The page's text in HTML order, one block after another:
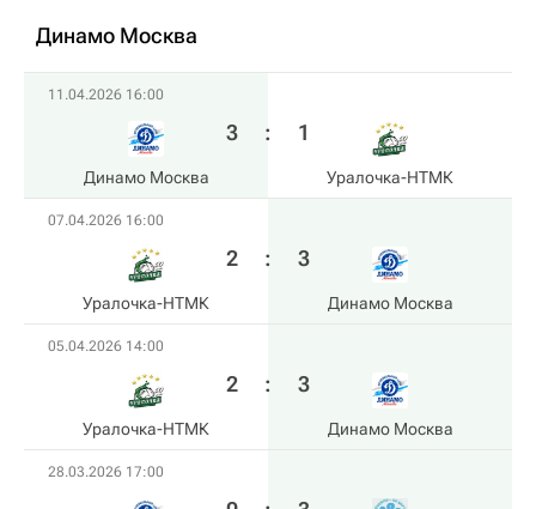
Динамо Москва
11.04.2026 16:00
Динамо Москва
3 : 1
Уралочка-НТМК
07.04.2026 16:00
Уралочка-НТМК
2 : 3
Динамо Москва
05.04.2026 14:00
Уралочка-НТМК
2 : 3
Динамо Москва
28.03.2026 17:00